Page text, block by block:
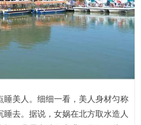
睡美人。细细一看，美人身材匀称
去。据说，女娲在北方取水造人